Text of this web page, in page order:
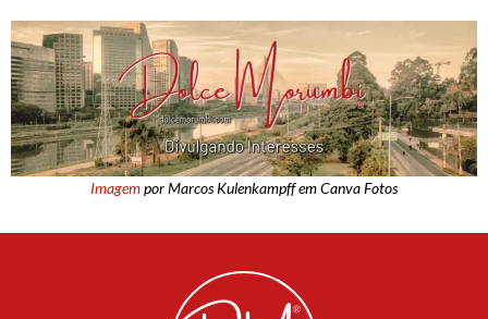
Imagempor Marcos Kulenkampff em Canva Fotos